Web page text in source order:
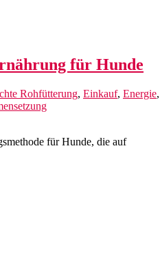
für Hunde
Rohfütterung, Einkauf, Energie,
für Hunde, die auf